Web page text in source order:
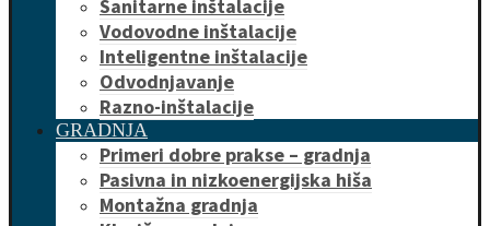
Sanitarne inštalacije
Vodovodne inštalacije
Inteligentne inštalacije
Odvodnjavanje
Razno-inštalacije
GRADNJA
Primeri dobre prakse – gradnja
Pasivna in nizkoenergijska hiša
Montažna gradnja